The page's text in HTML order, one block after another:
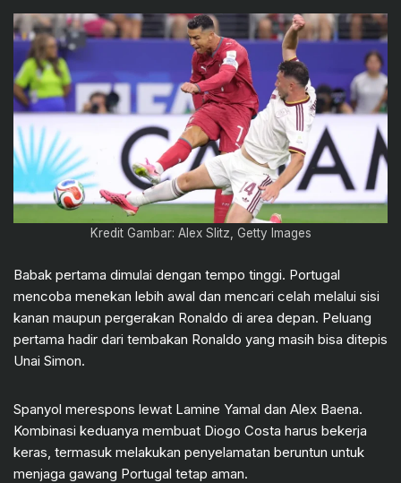
Kredit Gambar: Alex Slitz, Getty Images
Babak pertama dimulai dengan tempo tinggi. Portugal
mencoba menekan lebih awal dan mencari celah melalui sisi
kanan maupun pergerakan Ronaldo di area depan. Peluang
pertama hadir dari tembakan Ronaldo yang masih bisa ditepis
Unai Simon.
Spanyol merespons lewat Lamine Yamal dan Alex Baena.
Kombinasi keduanya membuat Diogo Costa harus bekerja
keras, termasuk melakukan penyelamatan beruntun untuk
menjaga gawang Portugal tetap aman.